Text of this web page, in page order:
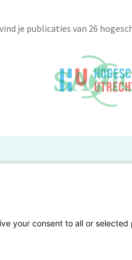
je publicaties van 26
Veelgestelde vragen
your consent to all or